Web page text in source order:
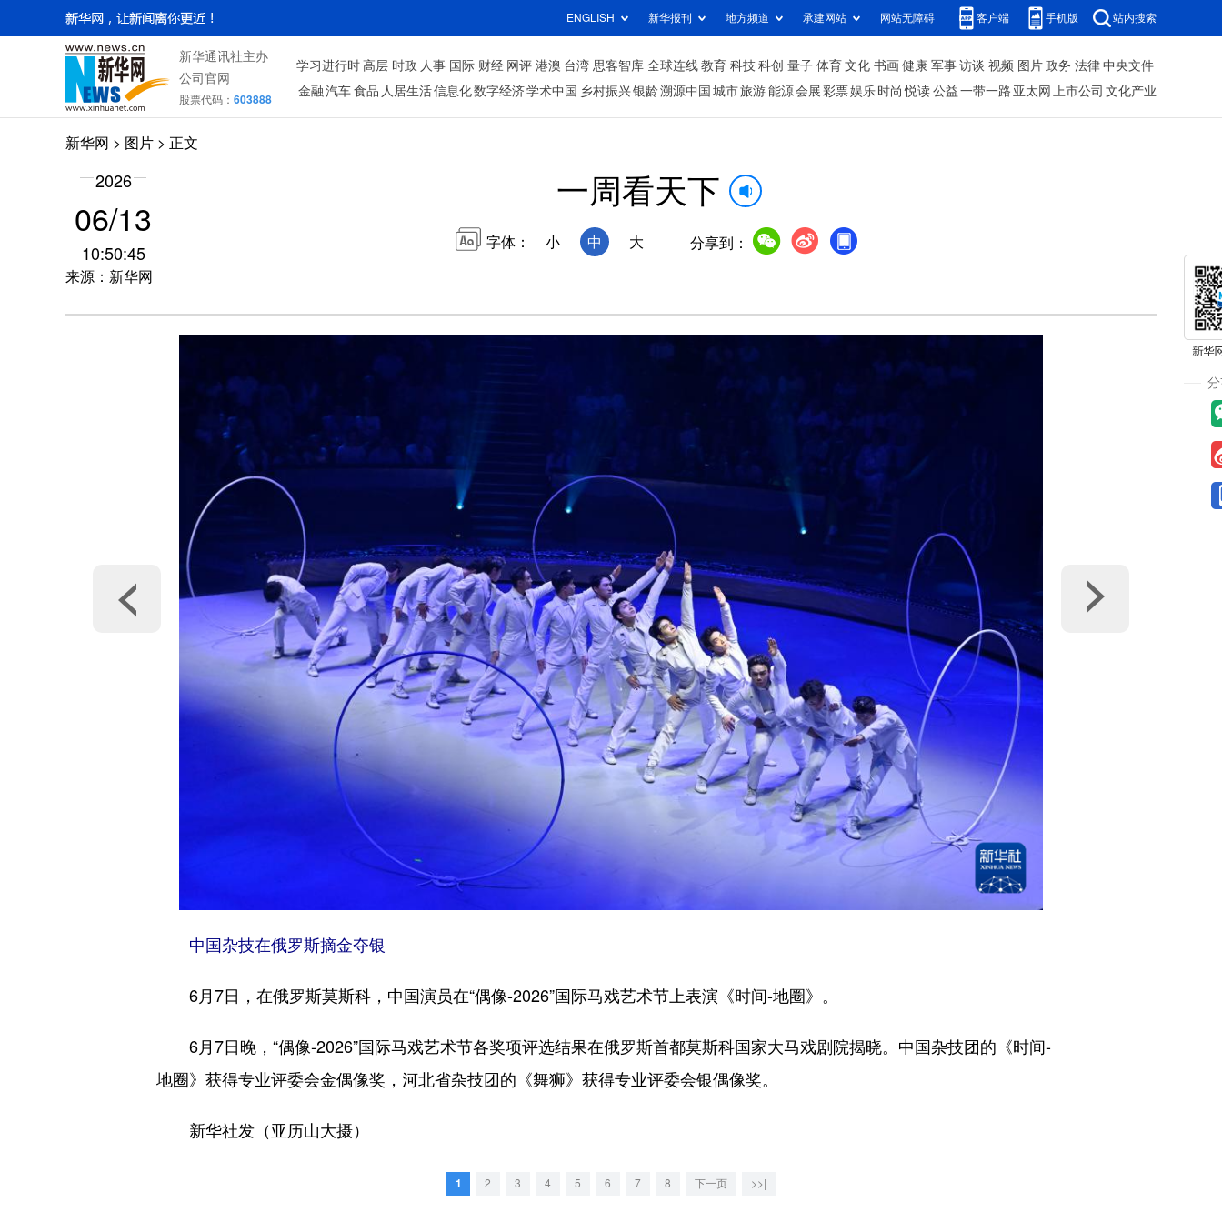
ENGLISH 新华报刊 地方频道 承建网站 网站无障碍 客户端 手机版 站内搜索
新华通讯社主办
公司官网
股票代码： 603888
学习进行时 高层 时政 人事 国际 财经 网评 港澳 台湾 思客智库 全球连线 教育 科技 科创 量子 体育 文化 书画 健康 军事 访谈 视频 图片 政务 法律 中央文件
金融 汽车 食品 人居生活信息化数字经济学术中国 乡村振兴银龄溯源中国 城市旅游 能源 会展 彩票娱乐 时尚 悦读 公益 一带一路 亚太网 上市公司 文化产业
新华网 > 图片 > 正文
2026
06/13
10:50:45
来源：新华网
一周看天下
字体： 小 中 大 分享到：
中国杂技在俄罗斯摘金夺银
6月7日，在俄罗斯莫斯科，中国演员在“偶像-2026”国际马戏艺术节上表演《时间-地圈》。
6月7日晚，“偶像-2026”国际马戏艺术节各奖项评选结果在俄罗斯首都莫斯科国家大马戏剧院揭晓。中国杂技团的《时间-
地圈》获得专业评委会金偶像奖，河北省杂技团的《舞狮》获得专业评委会银偶像奖。
新华社发（亚历山大摄）
1 2 3 4 5 6 7 8 下一页 >>|